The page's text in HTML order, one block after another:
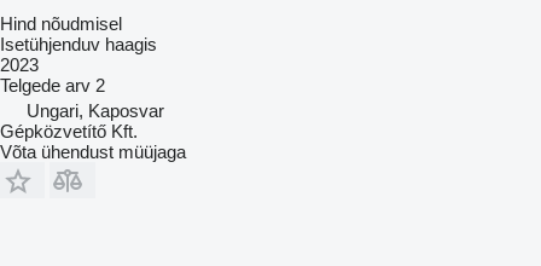
Hind nõudmisel
Isetühjenduv haagis
2023
Telgede arv 2
Ungari, Kaposvar
Gépközvetítő Kft.
Võta ühendust müüjaga